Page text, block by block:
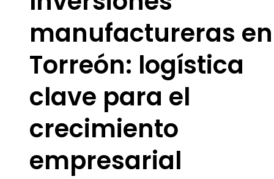
manufactureras en
Torreón: logística
clave para el
crecimiento
empresarial